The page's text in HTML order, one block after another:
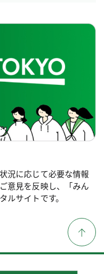
況に応じて必要な情報
意見を反映し、「みん
ルサイトです。